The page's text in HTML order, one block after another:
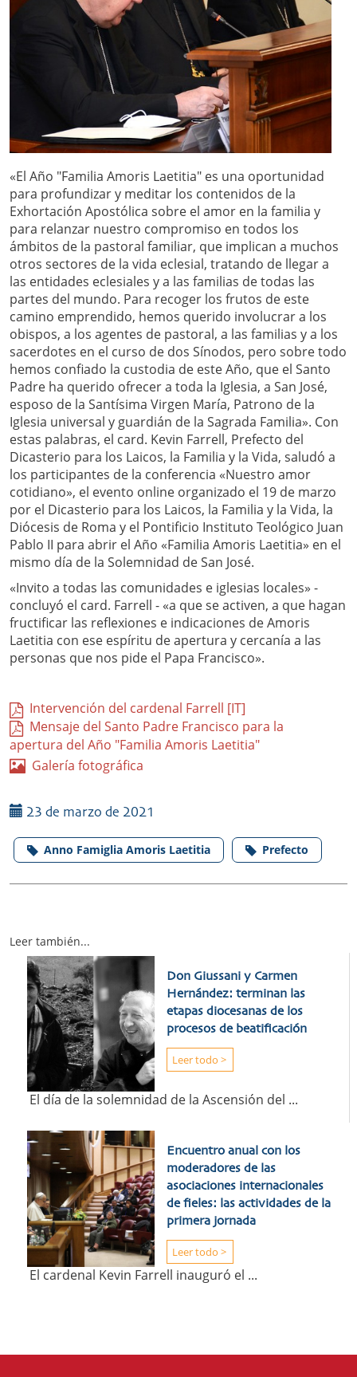
«El Año "Familia Amoris Laetitia" es una oportunidad
para profundizar y meditar los contenidos de la
Exhortación Apostólica sobre el amor en la familia y
para relanzar nuestro compromiso en todos los
ámbitos de la pastoral familiar, que implican a muchos
otros sectores de la vida eclesial, tratando de llegar a
las entidades eclesiales y a las familias de todas las
partes del mundo. Para recoger los frutos de este
camino emprendido, hemos querido involucrar a los
obispos, a los agentes de pastoral, a las familias y a los
sacerdotes en el curso de dos Sínodos, pero sobre todo
hemos confiado la custodia de este Año, que el Santo
Padre ha querido ofrecer a toda la Iglesia, a San José,
esposo de la Santísima Virgen María, Patrono de la
Iglesia universal y guardián de la Sagrada Familia». Con
estas palabras, el card. Kevin Farrell, Prefecto del
Dicasterio para los Laicos, la Familia y la Vida, saludó a
los participantes de la conferencia «Nuestro amor
cotidiano», el evento online organizado el 19 de marzo
por el Dicasterio para los Laicos, la Familia y la Vida, la
Diócesis de Roma y el Pontificio Instituto Teológico Juan
Pablo II para abrir el Año «Familia Amoris Laetitia» en el
mismo día de la Solemnidad de San José.
«Invito a todas las comunidades e iglesias locales» -
concluyó el card. Farrell - «a que se activen, a que hagan
fructificar las reflexiones e indicaciones de Amoris
Laetitia con ese espíritu de apertura y cercanía a las
personas que nos pide el Papa Francisco».
Intervención del cardenal Farrell [IT]
Mensaje del Santo Padre Francisco para la
apertura del Año "Familia Amoris Laetitia"
Galería fotográfica
23 de marzo de 2021
Anno Famiglia Amoris Laetitia Prefecto
Leer también...
Don Giussani y Carmen
Hernández: terminan las
etapas diocesanas de los
procesos de beatificación
El día de la solemnidad de la Ascensión del ...
Leer todo >
Encuentro anual con los
moderadores de las
asociaciones internacionales
de fieles: las actividades de la
primera jornada
El cardenal Kevin Farrell inauguró el ...
Leer todo >